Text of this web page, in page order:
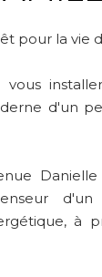
pour la vie
vous
d'un
Danielle
à